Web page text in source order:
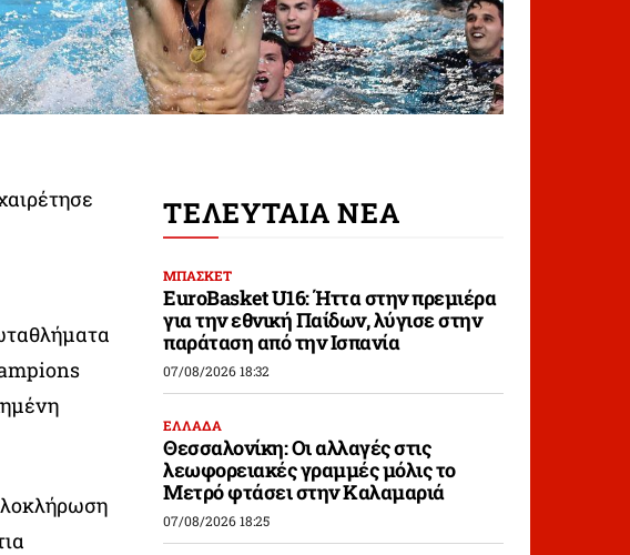
ΤΕΛΕΥΤΑΙΑ ΝΕΑ
ΜΠΑΣΚΕΤ
EuroBasket U16: Ήττα στην πρεμιέρα
για την εθνική Παίδων, λύγισε στην
παράταση από την Ισπανία
07/08/2026 18:32
ΕΛΛΑΔΑ
Θεσσαλονίκη: Οι αλλαγές στις
λεωφορειακές γραμμές μόλις το
Μετρό φτάσει στην Καλαμαριά
07/08/2026 18:25